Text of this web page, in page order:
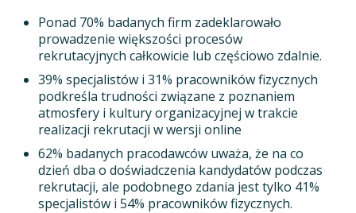
Ponad 70% badanych firm zadeklarowało
prowadzenie większości procesów
rekrutacyjnych całkowicie lub częściowo zdalnie.
39% specjalistów i 31% pracowników fizycznych
podkreśla trudności związane z poznaniem
atmosfery i kultury organizacyjnej w trakcie
realizacji rekrutacji w wersji online
62% badanych pracodawców uważa, że na co
dzień dba o doświadczenia kandydatów podczas
rekrutacji, ale podobnego zdania jest tylko 41%
specjalistów i 54% pracowników fizycznych.